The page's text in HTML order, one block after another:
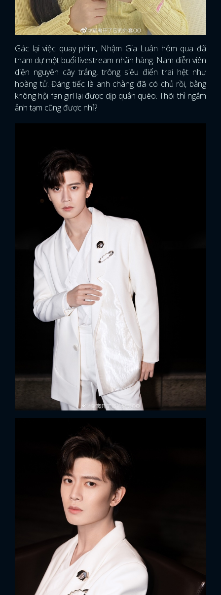
ĐĂNG NHẬP
Gác lại việc quay phim, Nhậm Gia Luân hôm qua đã
tham dự một buổi livestream nhãn hàng. Nam diễn viên
diện nguyên cây trắng, trông siêu điển trai hệt như
hoàng tử. Đáng tiếc là anh chàng đã có chủ rồi, bằng
không hội fan girl lại được dịp quắn quéo. Thôi thì ngắm
ảnh tạm cũng được nhỉ?